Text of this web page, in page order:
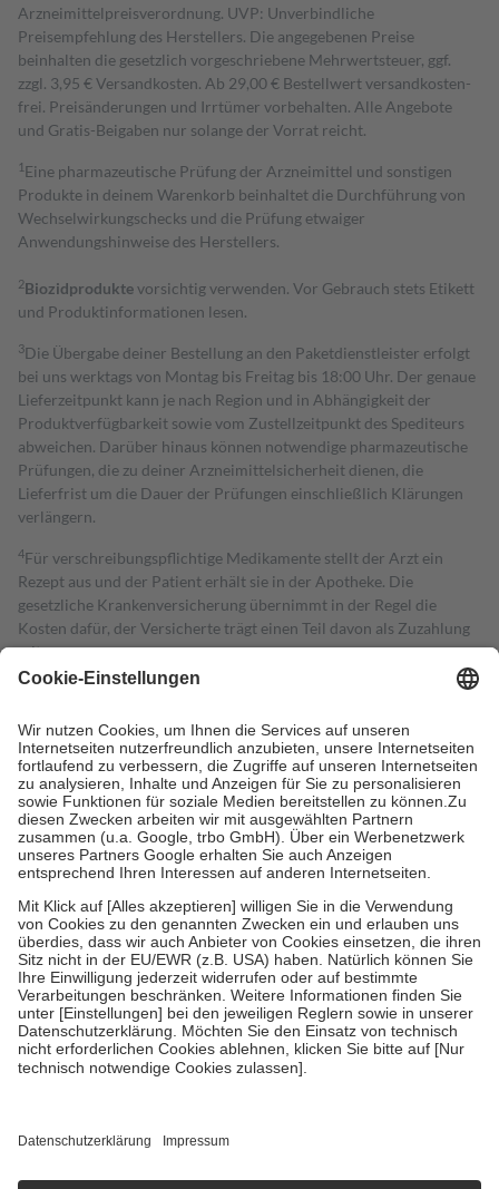
Arzneimittelpreisverordnung. UVP: Unverbindliche
Preisempfehlung des Herstellers. Die angegebenen Preise
beinhalten die gesetzlich vorgeschriebene Mehrwertsteuer, ggf.
zzgl. 3,95 € Versandkosten. Ab 29,00 € Bestell­wert versand­kosten­
frei. Preisänderungen und Irrtümer vorbehalten. Alle Angebote
und Gratis-Beigaben nur solange der Vorrat reicht.
1 Eine pharmazeutische Prüfung der Arzneimittel und sonstigen
Produkte in deinem Warenkorb beinhaltet die Durchführung von
Wechselwirkungschecks und die Prüfung etwaiger
Anwendungshinweise des Herstellers.
2Biozidproduktevorsichtig verwenden. Vor Gebrauch stets Etikett
und Produktinformationen lesen.
3Die Übergabe deiner Bestellung an den Paketdienstleister erfolgt
bei uns werktags von Montag bis Freitag bis 18:00 Uhr. Der genaue
Lieferzeitpunkt kann je nach Region und in Abhängigkeit der
Produktverfügbarkeit sowie vom Zustellzeitpunkt des Spediteurs
abweichen. Darüber hinaus können notwendige pharmazeutische
Prüfungen, die zu deiner Arzneimittelsicherheit dienen, die
Lieferfrist um die Dauer der Prüfungen einschließlich Klärungen
verlängern.
4Für verschreibungspflichtige Medikamente stellt der Arzt ein
Rezept aus und der Patient erhält sie in der Apotheke. Die
gesetzliche Krankenversicherung übernimmt in der Regel die
Kosten dafür, der Versicherte trägt einen Teil davon als Zuzahlung
mit.
Grundsätzlich leisten Mitglieder Zuzahlungen in Höhe von zehn
höchstens zehn Euro.
Es sind jedoch nie mehr als die tatsächlichen
Kosten der Leistung zu entrichten.
Diese Regeln gelten grundsätzlich auch für Online-Apotheken.
Bei Heilmitteln und häuslicher Krankenpflege beträgt die
Zuzahlung zehn Prozent der Kosten sowie zehn Euro je
Verordnung.
Um das Engagement der Versicherten für ihre eigene Gesundheit zu
stärken und die besondere Stellung der Familie zu unterstützen,
fallenkeine Zuzahlungenan bei:
• Kindern und Jugendlichen bis zum vollendeten 18. Lebensjahr
mit Ausnahme der Fahrkosten
• Untersuchungen zur Vorsorge und Früherkennung, die von der
GKV getragen werden
• empfohlenen Schutzimpfungen
• Harn- und Blutteststreifen
getroffen, um sicherzustellen, dass es sich um echte Bewertungen
https://help.etrusted.com/hc/de/articles/4419944605341